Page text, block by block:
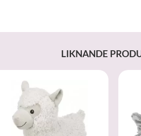
LIKNANDE